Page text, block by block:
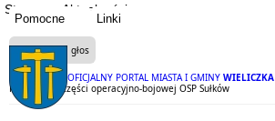
Pomocne Linki
OFICJALNY PORTAL MIASTA I GMINY WIELICZKA
Strona Aktualności
Czytaj na głos
Rozbudowa części operacyjno-bojowej OSP Sułków